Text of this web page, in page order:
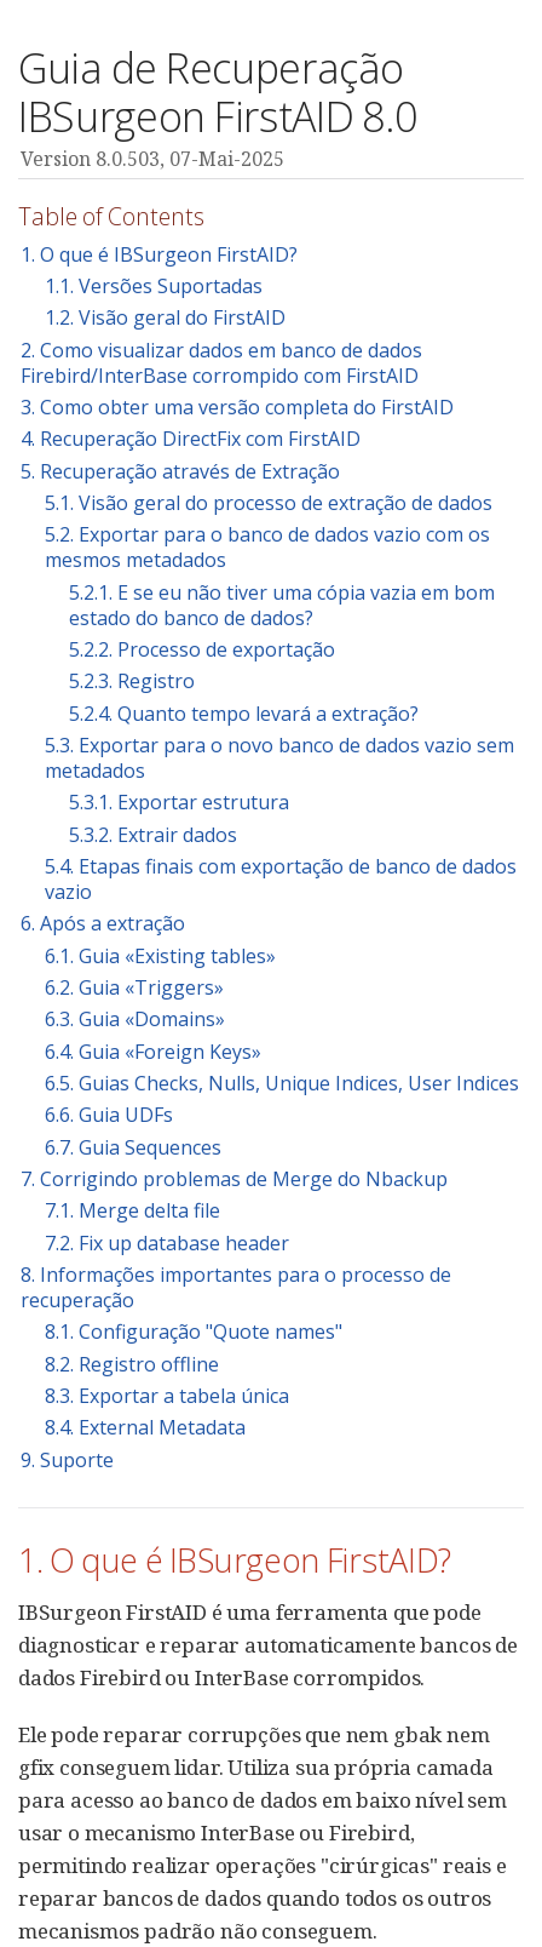
Guia de Recuperação
IBSurgeon FirstAID 8.0
Version 8.0.503, 07-Mai-2025
Table of Contents
1. O que é IBSurgeon FirstAID?
1.1. Versões Suportadas
1.2. Visão geral do FirstAID
2. Como visualizar dados em banco de dados
Firebird/InterBase corrompido com FirstAID
3. Como obter uma versão completa do FirstAID
4. Recuperação DirectFix com FirstAID
5. Recuperação através de Extração
5.1. Visão geral do processo de extração de dados
5.2. Exportar para o banco de dados vazio com os
mesmos metadados
5.2.1. E se eu não tiver uma cópia vazia em bom
estado do banco de dados?
5.2.2. Processo de exportação
5.2.3. Registro
5.2.4. Quanto tempo levará a extração?
5.3. Exportar para o novo banco de dados vazio sem
metadados
5.3.1. Exportar estrutura
5.3.2. Extrair dados
5.4. Etapas finais com exportação de banco de dados
vazio
6. Após a extração
6.1. Guia «Existing tables»
6.2. Guia «Triggers»
6.3. Guia «Domains»
6.4. Guia «Foreign Keys»
6.5. Guias Checks, Nulls, Unique Indices, User Indices
6.6. Guia UDFs
6.7. Guia Sequences
7. Corrigindo problemas de Merge do Nbackup
7.1. Merge delta file
7.2. Fix up database header
8. Informações importantes para o processo de
recuperação
8.1. Configuração "Quote names"
8.2. Registro offline
8.3. Exportar a tabela única
8.4. External Metadata
9. Suporte
1. O que é IBSurgeon FirstAID?
IBSurgeon FirstAID é uma ferramenta que pode
diagnosticar e reparar automaticamente bancos de
dados Firebird ou InterBase corrompidos.
Ele pode reparar corrupções que nem gbak nem
gfix conseguem lidar. Utiliza sua própria camada
para acesso ao banco de dados em baixo nível sem
usar o mecanismo InterBase ou Firebird,
permitindo realizar operações "cirúrgicas" reais e
reparar bancos de dados quando todos os outros
mecanismos padrão não conseguem.